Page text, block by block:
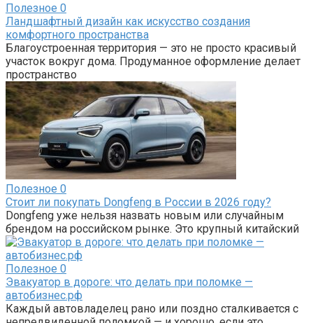
Полезное 0
Ландшафтный дизайн как искусство создания
комфортного пространства
Благоустроенная территория — это не просто красивый
участок вокруг дома. Продуманное оформление делает
пространство
Полезное 0
Стоит ли покупать Dongfeng в России в 2026 году?
Dongfeng уже нельзя назвать новым или случайным
брендом на российском рынке. Это крупный китайский
Полезное 0
Эвакуатор в дороге: что делать при поломке —
автобизнес.рф
Каждый автовладелец рано или поздно сталкивается с